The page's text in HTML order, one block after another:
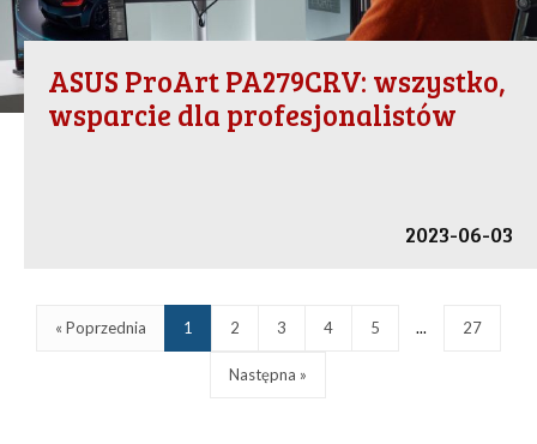
ASUS ProArt PA279CRV: wszystko,
wsparcie dla profesjonalistów
2023-06-03
« Poprzednia 1 2 3 4 5 ... 27
Następna »